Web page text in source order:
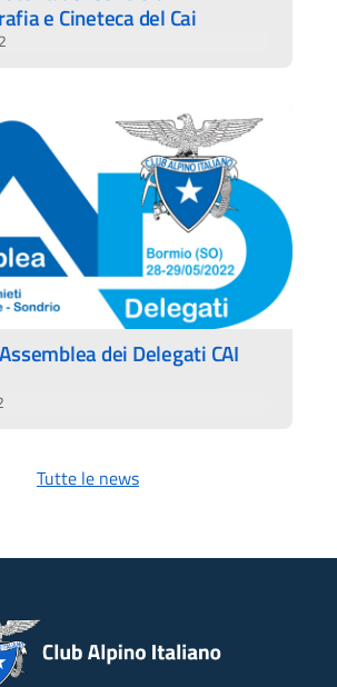
e Cineteca del Cai
dei Delegati CAI
Tutte le news